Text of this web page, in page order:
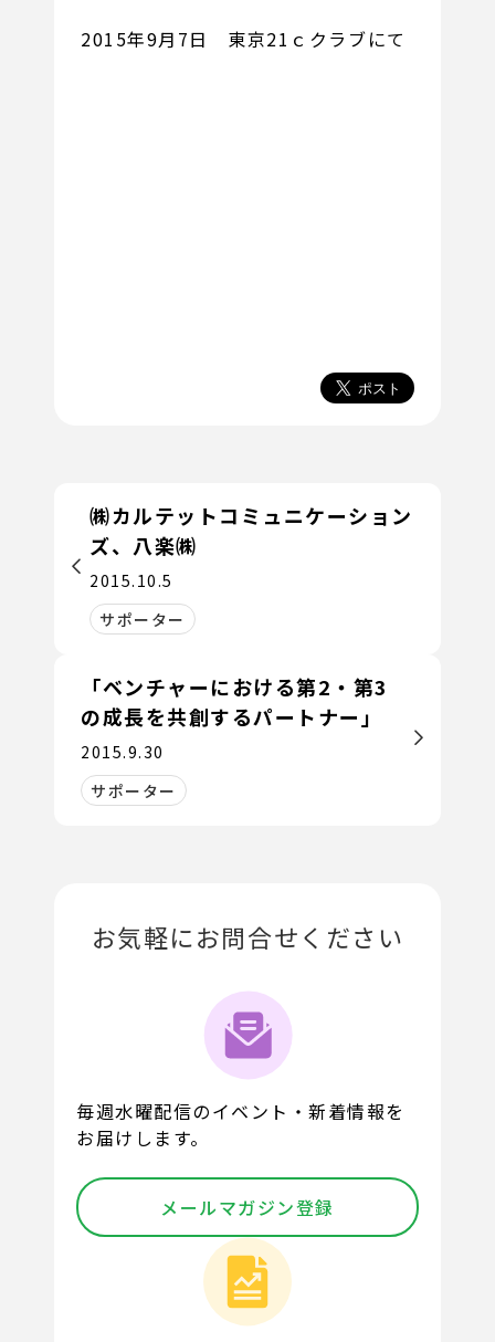
2015年9月7日 東京21ｃクラブにて
㈱カルテットコミュニケーション
ズ、八楽㈱
2015.10.5
サポーター
「ベンチャーにおける第2・第3
の成長を共創するパートナー」
2015.9.30
サポーター
お気軽にお問合せください
毎週水曜配信のイベント・新着情報を
お届けします。
メールマガジン登録